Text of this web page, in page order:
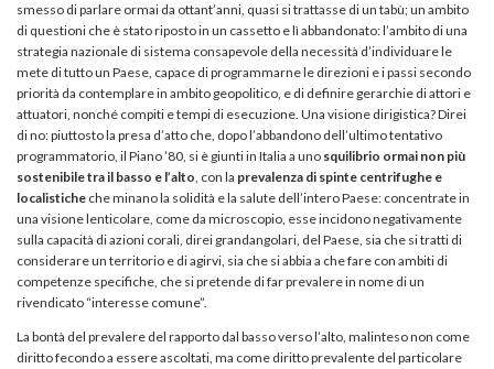
smesso di parlare ormai da ottant’anni, quasi si trattasse di un tabù; un ambito
di questioni che è stato riposto in un cassetto e lì abbandonato: l’ambito di una
strategia nazionale di sistema consapevole della necessità d’individuare le
mete di tutto un Paese, capace di programmarne le direzioni e i passi secondo
priorità da contemplare in ambito geopolitico, e di definire gerarchie di attori e
attuatori, nonché compiti e tempi di esecuzione. Una visione dirigistica? Direi
di no: piuttosto la presa d’atto che, dopo l’abbandono dell’ultimo tentativo
programmatorio, il Piano ’80, si è giunti in Italia a uno squilibrio ormai non più
sostenibile tra il basso e l’alto, con la prevalenza di spinte centrifughe e
localistiche che minano la solidità e la salute dell’intero Paese: concentrate in
una visione lenticolare, come da microscopio, esse incidono negativamente
sulla capacità di azioni corali, direi grandangolari, del Paese, sia che si tratti di
considerare un territorio e di agirvi, sia che si abbia a che fare con ambiti di
competenze specifiche, che si pretende di far prevalere in nome di un
rivendicato “interesse comune”.
La bontà del prevalere del rapporto dal basso verso l’alto, malinteso non come
diritto fecondo a essere ascoltati, ma come diritto prevalente del particolare